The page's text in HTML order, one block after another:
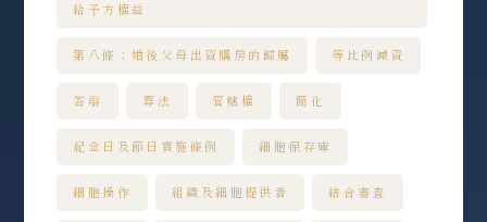
給予方權益
第八條：婚後父母出資購房的歸屬 等比例減資
答辯 算法 管轄權 簡化
紀念日及節日實施條例 細胞保存庫
細胞操作 組織及細胞提供者 結合審查